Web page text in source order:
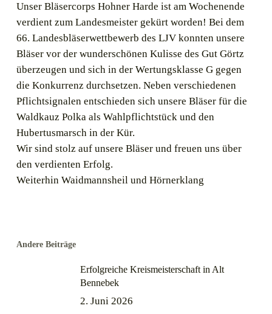
Unser Bläsercorps Hohner Harde ist am Wochenende
verdient zum Landesmeister gekürt worden! Bei dem
66. Landesbläserwettbewerb des LJV konnten unsere
Bläser vor der wunderschönen Kulisse des Gut Görtz
überzeugen und sich in der Wertungsklasse G gegen
die Konkurrenz durchsetzen. Neben verschiedenen
Pflichtsignalen entschieden sich unsere Bläser für die
Waldkauz Polka als Wahlpflichtstück und den
Hubertusmarsch in der Kür.
Wir sind stolz auf unsere Bläser und freuen uns über
den verdienten Erfolg.
Weiterhin Waidmannsheil und Hörnerklang
Andere Beiträge
Erfolgreiche Kreismeisterschaft in Alt
Bennebek
2. Juni 2026